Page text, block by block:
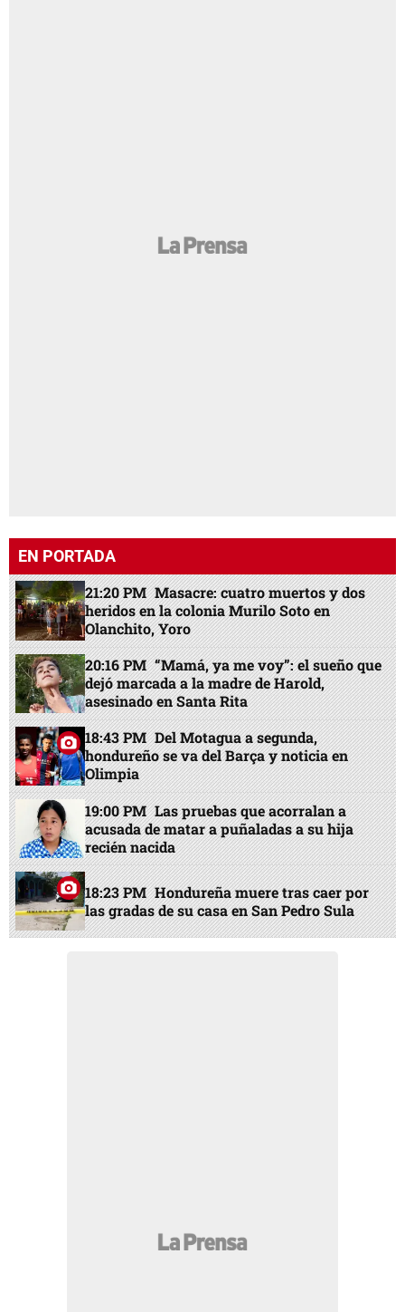
EN PORTADA
21:20 PM Masacre: cuatro muertos y dos
heridos en la colonia Murilo Soto en
Olanchito, Yoro
20:16 PM “Mamá, ya me voy”: el sueño que
dejó marcada a la madre de Harold,
asesinado en Santa Rita
18:43 PM Del Motagua a segunda,
hondureño se va del Barça y noticia en
Olimpia
19:00 PM Las pruebas que acorralan a
acusada de matar a puñaladas a su hija
recién nacida
18:23 PM Hondureña muere tras caer por
las gradas de su casa en San Pedro Sula